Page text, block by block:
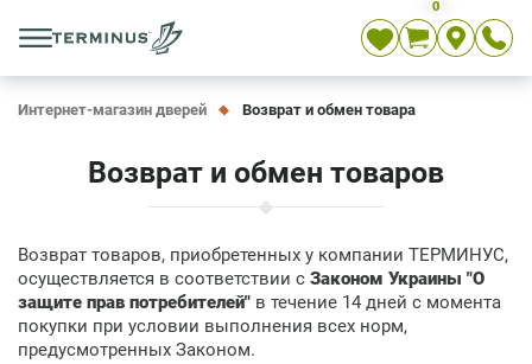
0
Интернет-магазин дверей Возврат и обмен товара
Возврат и обмен товаров
Возврат товаров, приобретенных у компании ТЕРМИНУС,
осуществляется в соответствии с Законом Украины "О
защите прав потребителей" в течение 14 дней с момента
покупки при условии выполнения всех норм,
предусмотренных Законом.